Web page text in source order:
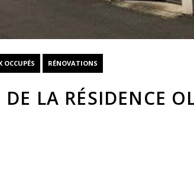
OCCUPÉS RÉNOVATIONS
LA RÉSIDENCE